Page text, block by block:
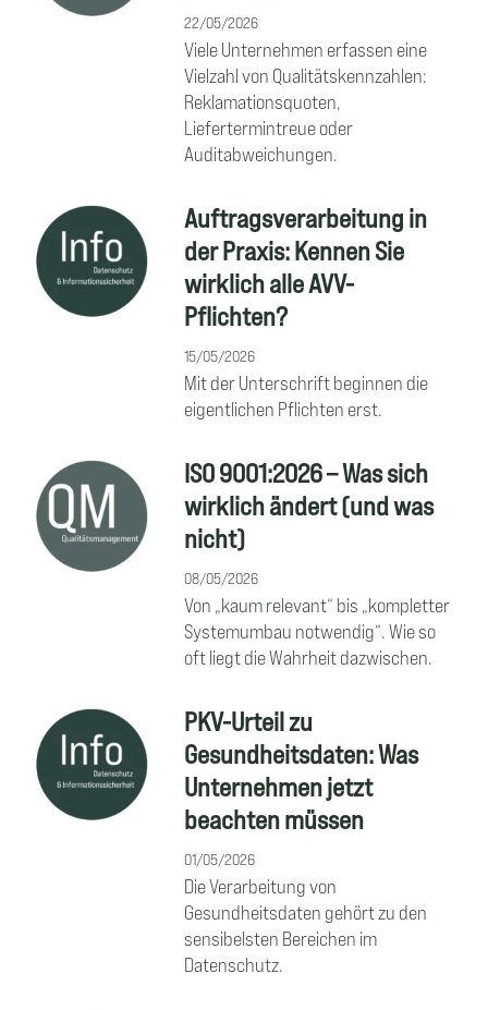
22/05/2026
Viele Unternehmen erfassen eine
Vielzahl von Qualitätskennzahlen:
Reklamationsquoten,
Liefertermintreue oder
Auditabweichungen.
Auftragsverarbeitung in
der Praxis: Kennen Sie
wirklich alle AVV-
Pflichten?
15/05/2026
Mit der Unterschrift beginnen die
eigentlichen Pflichten erst.
ISO 9001:2026 – Was sich
wirklich ändert (und was
nicht)
08/05/2026
Von „kaum relevant“ bis „kompletter
Systemumbau notwendig“. Wie so
oft liegt die Wahrheit dazwischen.
PKV-Urteil zu
Gesundheitsdaten: Was
Unternehmen jetzt
beachten müssen
01/05/2026
Die Verarbeitung von
Gesundheitsdaten gehört zu den
sensibelsten Bereichen im
Datenschutz.